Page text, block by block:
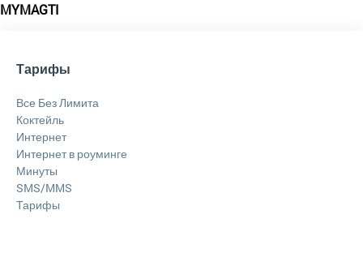
MYMAGTI
Тарифы
Все Без Лимита
Коктейль
Интернет
Интернет в роуминге
Минуты
SMS/MMS
Тарифы